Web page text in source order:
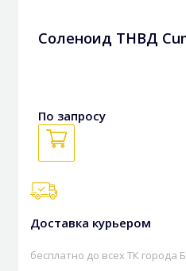
Соленоид ТНВД
По запросу
Доставка курьером
бесплатно до всех ТК города